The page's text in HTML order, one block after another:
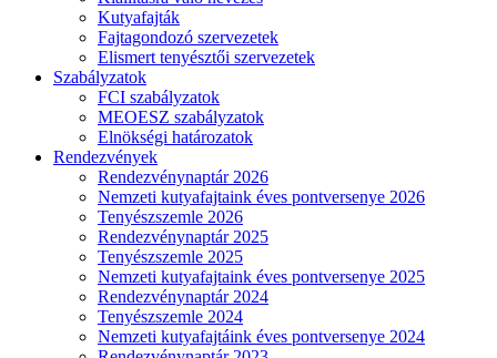
Kutyafajták
Fajtagondozó szervezetek
Elismert tenyésztői szervezetek
Szabályzatok
FCI szabályzatok
MEOESZ szabályzatok
Elnökségi határozatok
Rendezvények
Rendezvénynaptár 2026
Nemzeti kutyafajtaink éves pontversenye 2026
Tenyészszemle 2026
Rendezvénynaptár 2025
Tenyészszemle 2025
Nemzeti kutyafajtaink éves pontversenye 2025
Rendezvénynaptár 2024
Tenyészszemle 2024
Nemzeti kutyafajtáink éves pontversenye 2024